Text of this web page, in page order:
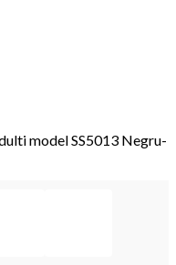
model SS5013 Negru-